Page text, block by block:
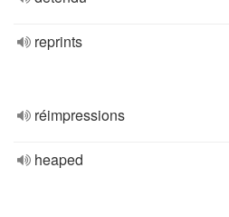
reprints
réimpressions
heaped